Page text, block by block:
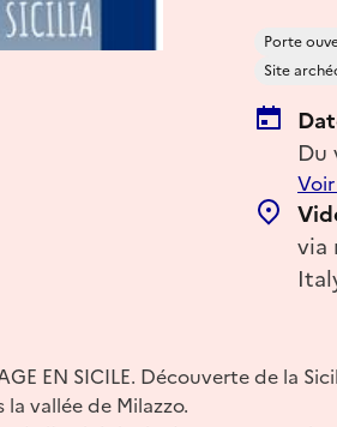
Porte
Site
Du
via
EN SICILE. Découverte de la
vallée de Milazzo.